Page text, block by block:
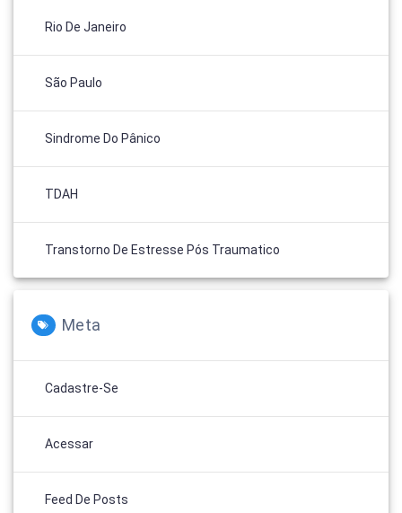
Rio De Janeiro
São Paulo
Sindrome Do Pânico
TDAH
Transtorno De Estresse Pós Traumatico
Meta
Cadastre-Se
Acessar
Feed De Posts